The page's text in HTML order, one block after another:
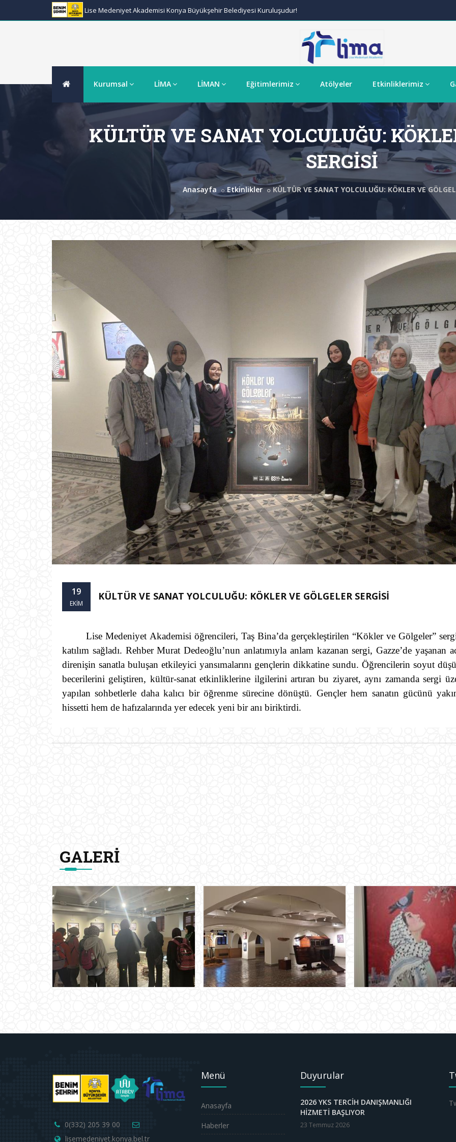
Lise Medeniyet Akademisi Konya Büyükşehir Belediyesi Kuruluşudur!
Kurumsal LİMA LİMAN Eğitimlerimiz Atölyeler Etkinliklerimiz
KÜLTÜR VE SANAT YOLCULUĞU:
SERGİSİ
Anasayfa Etkinlikler KÜLTÜR VE SANAT YOLCULUĞU: KÖKLER VE
19
EKIM
KÜLTÜR VE SANAT YOLCULUĞU: KÖKLER VE GÖLGELER SERGİSİ
Lise Medeniyet Akademisi öğrencileri, Taş Bina’da gerçekleştirilen “Kökler ve Gölgeler”
katılım sağladı. Rehber Murat Dedeoğlu’nun anlatımıyla anlam kazanan sergi, Gazze’de yaşanan
direnişin sanatla buluşan etkileyici yansımalarını gençlerin dikkatine sundu. Öğrencilerin soyut
becerilerini geliştiren, kültür-sanat etkinliklerine ilgilerini artıran bu ziyaret, aynı zamanda sergi
yapılan sohbetlerle daha kalıcı bir öğrenme sürecine dönüştü. Gençler hem sanatın gücünü
hissetti hem de hafızalarında yer edecek yeni bir anı biriktirdi.
GALERI
0(332) 205 39 00
lisemedeniyet.konya.bel.tr
Menü
Anasayfa
Haberler
Duyurular
2026 YKS TERCİH DANIŞMANLIĞI
HİZMETİ BAŞLIYOR
23 Temmuz 2026